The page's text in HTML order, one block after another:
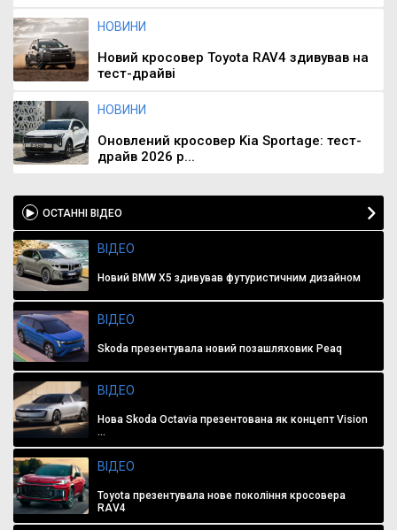
НОВИНИ
Новий кросовер Toyota RAV4 здивував на
тест-драйві
НОВИНИ
Оновлений кросовер Kia Sportage: тест-
драйв 2026 р...
ОСТАННІ ВІДЕО
ВІДЕО
Новий BMW X5 здивував футуристичним дизайном
ВІДЕО
Skoda презентувала новий позашляховик Peaq
ВІДЕО
Нова Skoda Octavia презентована як концепт Vision
...
ВІДЕО
Toyota презентувала нове покоління кросовера
RAV4